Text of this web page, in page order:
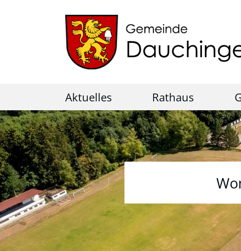
Aktuelles Rathaus